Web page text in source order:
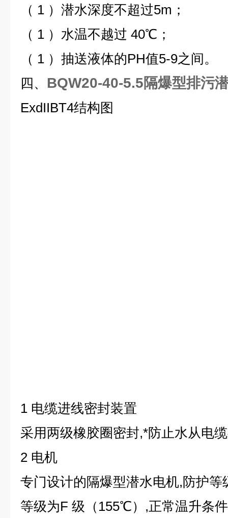
（ 1 ）潜水深度不超过5m；
（ 1 ）水温不越过 40℃；
（ 1 ）抽送液体的PH值5-9之间。
四、 BQW20-40-5.5隔爆型排污
ExdIIBT4结构图
1 电缆进线密封装置
采用两级橡胶圈密封,*防止水从电
2 电机
专门设计的隔爆型潜水电机,防护等
等级为F 级（155℃）,正常温升条